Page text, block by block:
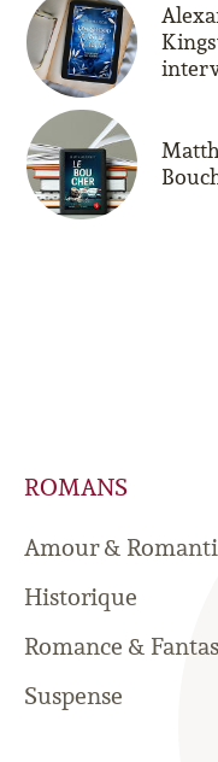
ROMANS
Amour &
Historique
Romance &
Suspense